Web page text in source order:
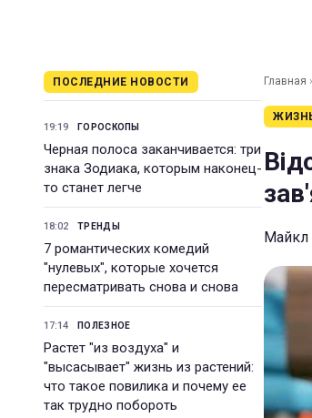
ПОСЛЕДНИЕ НОВОСТИ
19:19 ГОРОСКОПЫ
Черная полоса заканчивается: три
знака Зодиака, которым наконец-
то станет легче
18:02 ТРЕНДЫ
7 романтических комедий
"нулевых", которые хочется
пересматривать снова и снова
17:14 ПОЛЕЗНОЕ
Растет "из воздуха" и
"высасывает" жизнь из растений:
что такое повилика и почему ее
так трудно побороть
Главная ›
Майкл